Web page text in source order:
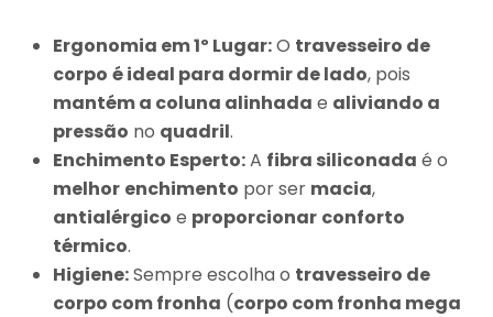
Ergonomia em 1º Lugar:O travesseiro de
corpo é ideal para dormir de lado, pois
mantém a coluna alinhada e aliviando a
pressão no quadril.
Enchimento Esperto:A fibra siliconada é o
melhor enchimento por ser macia,
antialérgico e proporcionar conforto
térmico.
Higiene:Sempre escolha o travesseiro de
corpo com fronha (corpo com fronha mega